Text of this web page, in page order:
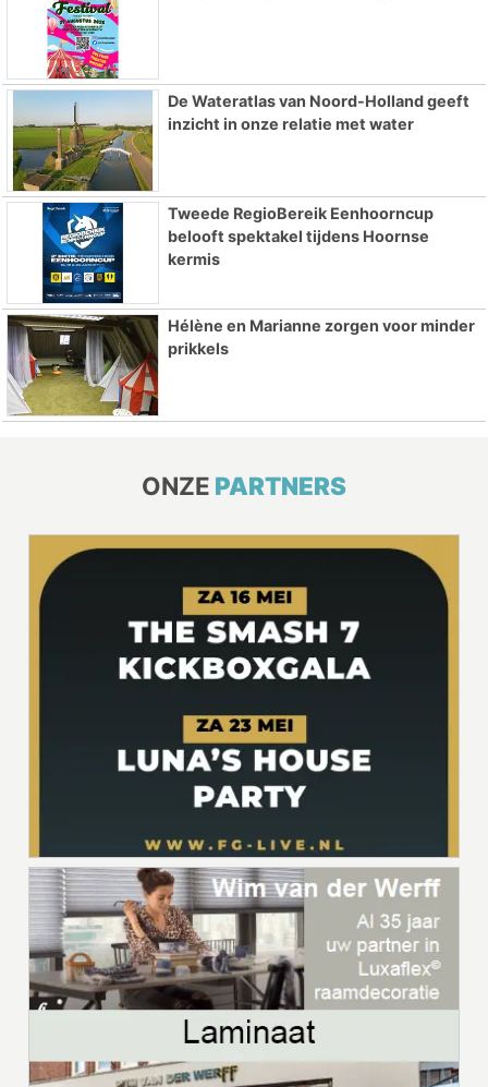
De Wateratlas van Noord-Holland geeft
inzicht in onze relatie met water
Tweede RegioBereik Eenhoorncup
belooft spektakel tijdens Hoornse
kermis
Hélène en Marianne zorgen voor minder
prikkels
ONZE PARTNERS